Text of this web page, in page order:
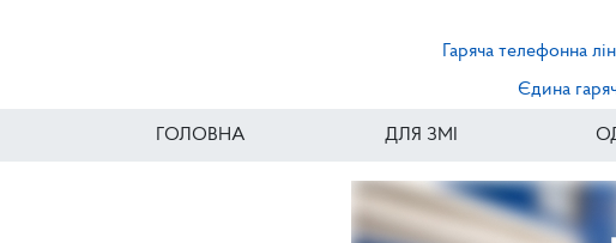
Гаряча телефонна
Єдина
ГОЛОВНА ДЛЯ ЗМІ